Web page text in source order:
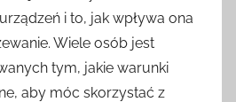
i to, jak wpływa ona
Wiele osób jest
tym, jakie warunki
aby móc skorzystać z